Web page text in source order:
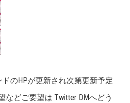
ドのHPが更新され次第更新予定
などご要望は Twitter DMへどう